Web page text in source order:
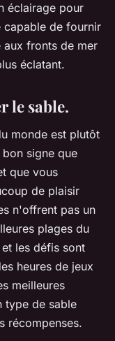
éclairage pour
de fournir
aux fronts de mer
éclatant.
le sable.
monde est plutôt
signe que
que vous
de plaisir
n'offrent pas un
plages du
les défis sont
heures de jeux
meilleures
type de sable
récompenses.